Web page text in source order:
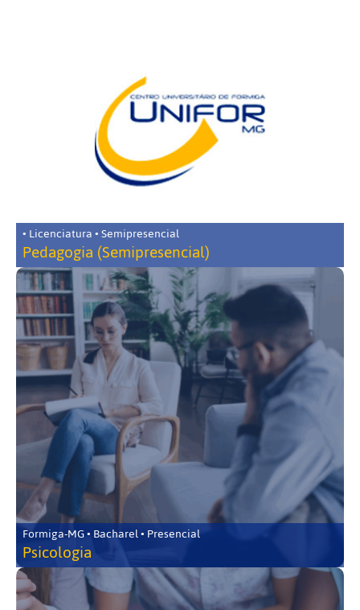
• Licenciatura • Semipresencial
Pedagogia (Semipresencial)
Formiga-MG • Bacharel • Presencial
Psicologia